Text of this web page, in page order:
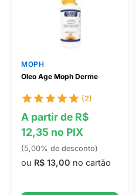
MOPH
Oleo Age Moph Derme
(2)
A partir de R$
12,35 no PIX
(5,00% de desconto)
ou R$ 13,00 no cartão